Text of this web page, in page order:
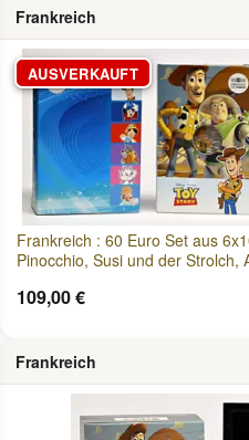
Frankreich
AUSVERKAUFT
Frankreich : 60 Euro Set aus
Pinocchio, Susi und der Strolch,
109,00 €
Frankreich